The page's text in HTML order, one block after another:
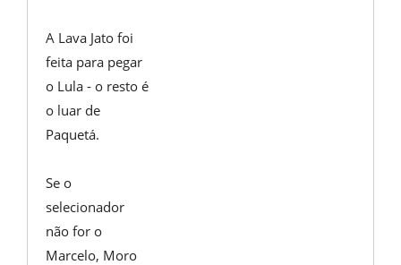
A Lava Jato foi
feita para pegar
o Lula - o resto é
o luar de
Paquetá.
Se o
selecionador
não for o
Marcelo, Moro